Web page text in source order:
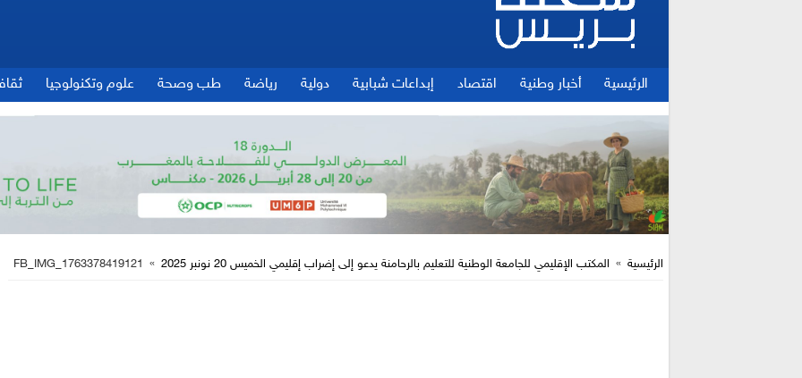
الرئيسية أخبار وطنية اقتصاد إبداعات شبابية دولية رياضة طب وصحة علوم وتكنولوجيا
الرئيسية » المكتب الإقليمي للجامعة الوطنية للتعليم بالرحامنة يدعو إلى إضراب إقليمي الخميس 20 نونبر 2025 »
FB_IMG_1763378419121